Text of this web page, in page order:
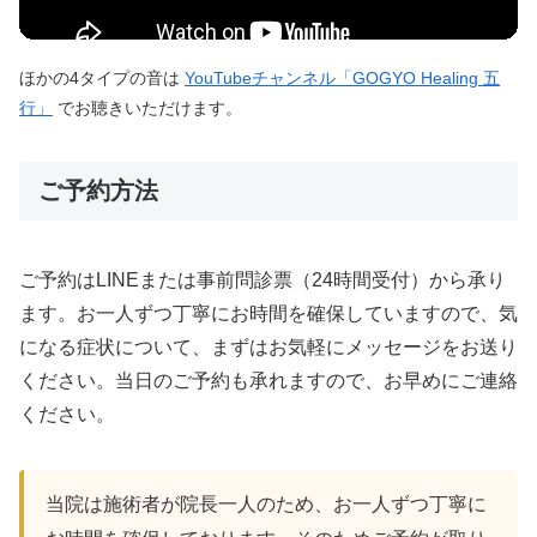
ほかの4タイプの音は YouTubeチャンネル「GOGYO Healing 五
行」
でお聴きいただけます。
ご予約方法
ご予約はLINEまたは事前問診票（24時間受付）から承り
ます。お一人ずつ丁寧にお時間を確保していますので、気
になる症状について、まずはお気軽にメッセージをお送り
ください。当日のご予約も承れますので、お早めにご連絡
ください。
当院は施術者が院長一人のため、お一人ずつ丁寧に